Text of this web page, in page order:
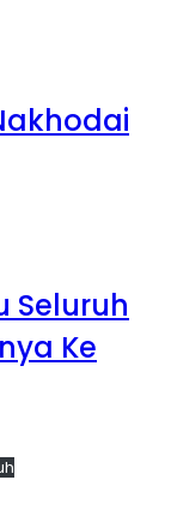
Seluruh
Ke